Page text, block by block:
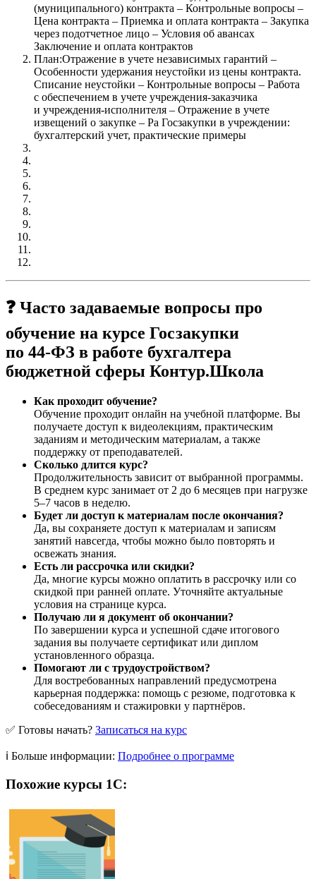
(муниципального) контракта – Контрольные вопросы –
Цена контракта – Приемка и оплата контракта – Закупка
через подотчетное лицо – Условия об авансах
Заключение и оплата контрактов
План:Отражение в учете независимых гарантий –
Особенности удержания неустойки из цены контракта.
Списание неустойки – Контрольные вопросы – Работа
с обеспечением в учете учреждения‑заказчика
и учреждения‑исполнителя – Отражение в учете
извещений о закупке – Ра Госзакупки в учреждении:
бухгалтерский учет, практические примеры
❓ Часто задаваемые вопросы про
обучение на курсе Госзакупки
по 44‑ФЗ в работе бухгалтера
бюджетной сферы Контур.Школа
Как проходит обучение?
Обучение проходит онлайн на учебной платформе. Вы
получаете доступ к видеолекциям, практическим
заданиям и методическим материалам, а также
поддержку от преподавателей.
Сколько длится курс?
Продолжительность зависит от выбранной программы.
В среднем курс занимает от 2 до 6 месяцев при нагрузке
5–7 часов в неделю.
Будет ли доступ к материалам после окончания?
Да, вы сохраняете доступ к материалам и записям
занятий навсегда, чтобы можно было повторять и
освежать знания.
Есть ли рассрочка или скидки?
Да, многие курсы можно оплатить в рассрочку или со
скидкой при ранней оплате. Уточняйте актуальные
условия на странице курса.
Получаю ли я документ об окончании?
По завершении курса и успешной сдаче итогового
задания вы получаете сертификат или диплом
установленного образца.
Помогают ли с трудоустройством?
Для востребованных направлений предусмотрена
карьерная поддержка: помощь с резюме, подготовка к
собеседованиям и стажировки у партнёров.
✅ Готовы начать? Записаться на курс
ℹ️ Больше информации: Подробнее о программе
Похожие курсы 1С: